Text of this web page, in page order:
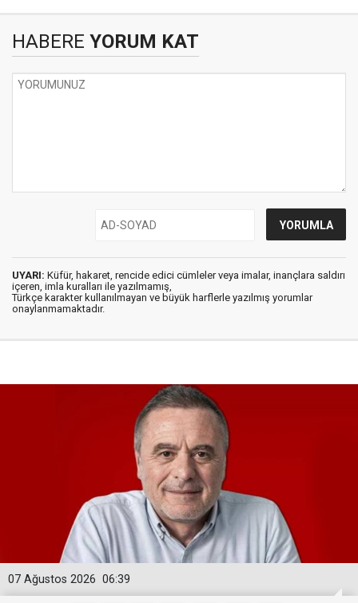
HABERE YORUM KAT
UYARI: Küfür, hakaret, rencide edici cümleler veya imalar, inançlara saldırı
içeren, imla kuralları ile yazılmamış,
Türkçe karakter kullanılmayan ve büyük harflerle yazılmış yorumlar
onaylanmamaktadır.
06:39
07 Ağustos 2026